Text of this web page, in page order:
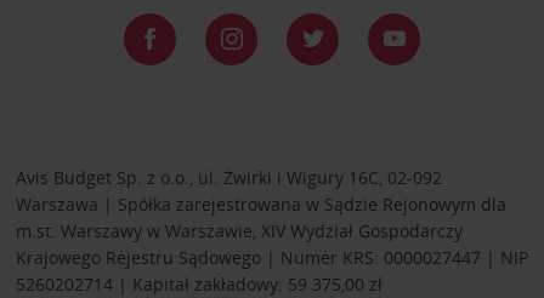
Avis Budget Sp. z o.o., ul. Żwirki i Wigury 16C, 02-092
Warszawa | Spółka zarejestrowana w Sądzie Rejonowym dla
m.st. Warszawy w Warszawie, XIV Wydział Gospodarczy
Krajowego Rejestru Sądowego | Numer KRS: 0000027447 | NIP
5260202714 | Kapitał zakładowy: 59 375,00 zł